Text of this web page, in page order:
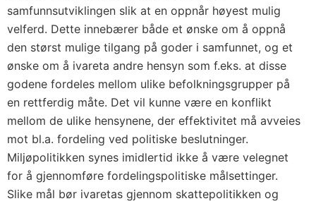
samfunnsutviklingen slik at en oppnår høy­est mulig
velferd. Dette innebærer både et ønske om å oppnå
den størst mulige tilgang på goder i samfunnet, og et
ønske om å ivareta andre hensyn som f.eks. at disse
godene fordeles mellom ulike befolkningsgrupper på
en rettferdig måte. Det vil kunne være en konflikt
mellom de ulike hensynene, der effektivitet må avveies
mot bl.a. fordeling ved politiske beslutninger.
Miljøpolitikken synes imidlertid ikke å være velegnet
for å gjennomføre fordelingspolitiske målsettinger.
Slike mål bør ivaretas gjennom skattepolitikken og